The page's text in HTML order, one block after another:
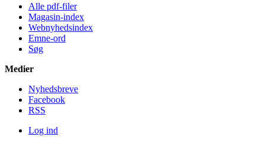
Alle pdf-filer
Magasin-index
Webnyhedsindex
Emne-ord
Søg
Medier
Nyheds­breve
Facebook
RSS
Log ind